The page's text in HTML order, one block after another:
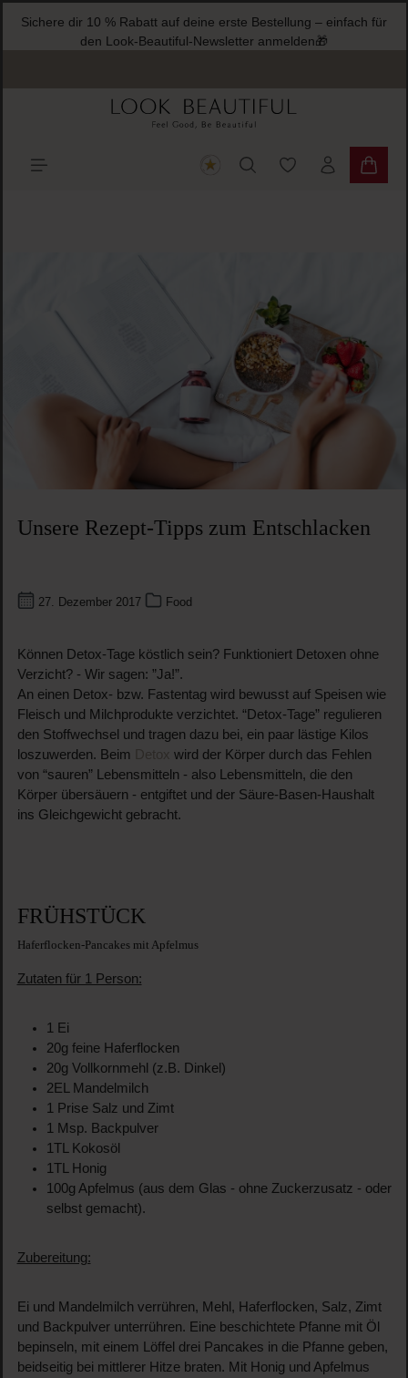
springen
Sichere dir 10 % Rabatt auf deine erste Bestellung – einfach für
den Look-Beautiful-Newsletter anmelden🎁
Du hast 0
Unsere Rezept-Tipps zum Entschlacken
27. Dezember 2017 Food
Können Detox-Tage köstlich sein? Funktioniert Detoxen ohne
Verzicht? - Wir sagen: ”Ja!”.
An einen Detox- bzw. Fastentag wird bewusst auf Speisen wie
Fleisch und Milchprodukte verzichtet. “Detox-Tage” regulieren
den Stoffwechsel und tragen dazu bei, ein paar lästige Kilos
loszuwerden. Beim Detox wird der Körper durch das Fehlen
von “sauren” Lebensmitteln - also Lebensmitteln, die den
Körper übersäuern - entgiftet und der Säure-Basen-Haushalt
ins Gleichgewicht gebracht.
FRÜHSTÜCK
Haferflocken-Pancakes mit Apfelmus
Zutaten für 1 Person:
1 Ei
20g feine Haferflocken
20g Vollkornmehl (z.B. Dinkel)
2EL Mandelmilch
1 Prise Salz und Zimt
1 Msp. Backpulver
1TL Kokosöl
1TL Honig
100g Apfelmus (aus dem Glas - ohne Zuckerzusatz - oder
selbst gemacht).
Zubereitung:
Ei und Mandelmilch verrühren, Mehl, Haferflocken, Salz, Zimt
und Backpulver unterrühren. Eine beschichtete Pfanne mit Öl
bepinseln, mit einem Löffel drei Pancakes in die Pfanne geben,
beidseitig bei mittlerer Hitze braten. Mit Honig und Apfelmus